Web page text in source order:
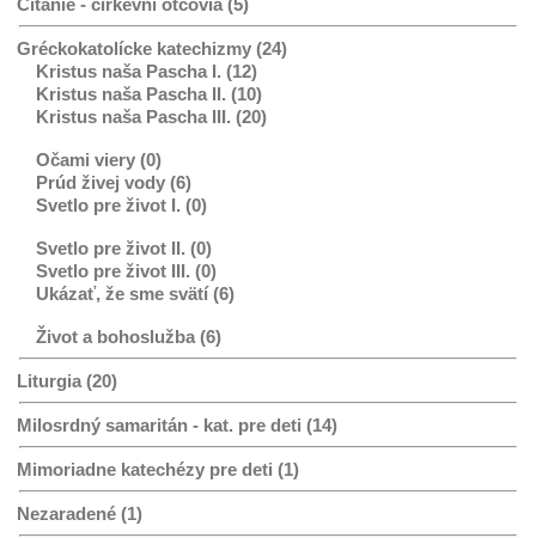
Čítanie - cirkevní otcovia (5)
Gréckokatolícke katechizmy (24)
Kristus naša Pascha I. (12)
Kristus naša Pascha II. (10)
Kristus naša Pascha III. (20)
Očami viery (0)
Prúd živej vody (6)
Svetlo pre život I. (0)
Svetlo pre život II. (0)
Svetlo pre život III. (0)
Ukázať, že sme svätí (6)
Život a bohoslužba (6)
Liturgia (20)
Milosrdný samaritán - kat. pre deti (14)
Mimoriadne katechézy pre deti (1)
Nezaradené (1)